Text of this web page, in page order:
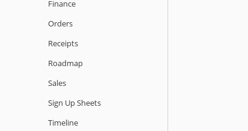
Finance
Orders
Receipts
Roadmap
Sales
Sign Up Sheets
Timeline